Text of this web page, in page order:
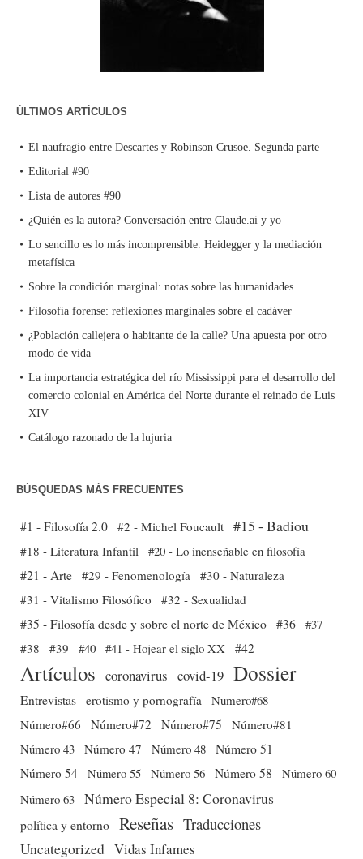
ÚLTIMOS ARTÍCULOS
El naufragio entre Descartes y Robinson Crusoe. Segunda parte
Editorial #90
Lista de autores #90
¿Quién es la autora? Conversación entre Claude.ai y yo
Lo sencillo es lo más incomprensible. Heidegger y la mediación
metafísica
Sobre la condición marginal: notas sobre las humanidades
Filosofía forense: reflexiones marginales sobre el cadáver
¿Población callejera o habitante de la calle? Una apuesta por otro
modo de vida
La importancia estratégica del río Mississippi para el desarrollo del
comercio colonial en América del Norte durante el reinado de Luis
XIV
Catálogo razonado de la lujuria
BÚSQUEDAS MÁS FRECUENTES
#1 - Filosofía 2.0 #2 - Michel Foucault #15 - Badiou
#18 - Literatura Infantil #20 - Lo inenseñable en filosofía
#21 - Arte #29 - Fenomenología
#30 - Naturaleza
#31 - Vitalismo Filosófico
#32 - Sexualidad
#35 - Filosofía desde y sobre el norte de México #36 #37
#38
#39 #40 #41 - Hojear el siglo XX #42
Artículos coronavirus covid-19 Dossier
Entrevistas erotismo y pornografía
Numero#68
Número#66
Número#72 Número#75
Número#81
Número 43 Número 47 Número 48 Número 51
Número 54 Número 55 Número 56 Número 58
Número 60
Número 63 Número Especial 8: Coronavirus
política y entorno Reseñas Traducciones
Uncategorized Vidas Infames